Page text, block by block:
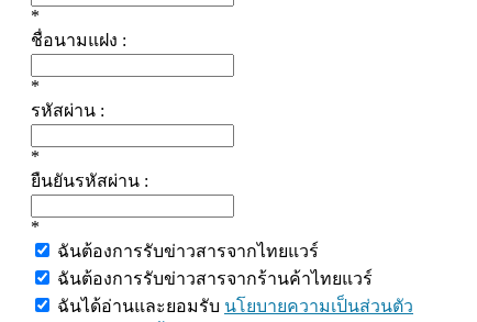
*
ชื่อนามแฝง :
*
รหัสผ่าน :
*
ยืนยันรหัสผ่าน :
*
ฉันต้องการรับข่าวสารจากไทยแวร์
ฉันต้องการรับข่าวสารจากร้านค้าไทยแวร์
ฉันได้อ่านและยอมรับ นโยบายความเป็นส่วนตัว